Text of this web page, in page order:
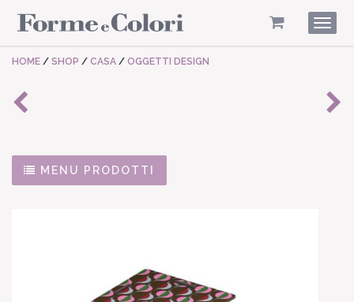
HOME / SHOP / CASA / OGGETTI DESIGN
MENU PRODOTTI